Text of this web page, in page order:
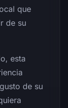
que
de su
esta
de su